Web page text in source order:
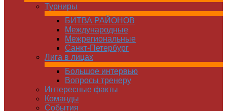
Турниры
БИТВА РАЙОНОВ
Международные
Межрегиональные
Санкт-Петербург
Лига в лицах
Большое интервью
Вопросы тренеру
Интересные факты
Команды
Cобытия